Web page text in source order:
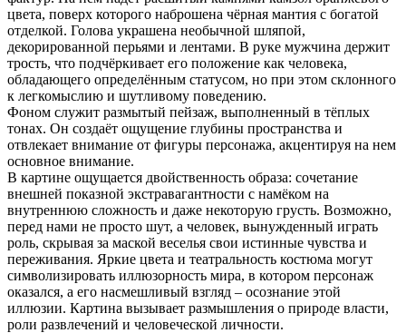
цвета, поверх которого наброшена чёрная мантия с богатой
отделкой. Голова украшена необычной шляпой,
декорированной перьями и лентами. В руке мужчина держит
трость, что подчёркивает его положение как человека,
обладающего определённым статусом, но при этом склонного
к легкомыслию и шутливому поведению.
Фоном служит размытый пейзаж, выполненный в тёплых
тонах. Он создаёт ощущение глубины пространства и
отвлекает внимание от фигуры персонажа, акцентируя на нем
основное внимание.
В картине ощущается двойственность образа: сочетание
внешней показной экстравагантности с намёком на
внутреннюю сложность и даже некоторую грусть. Возможно,
перед нами не просто шут, а человек, вынужденный играть
роль, скрывая за маской веселья свои истинные чувства и
переживания. Яркие цвета и театральность костюма могут
символизировать иллюзорность мира, в котором персонаж
оказался, а его насмешливый взгляд – осознание этой
иллюзии. Картина вызывает размышления о природе власти,
роли развлечений и человеческой личности.